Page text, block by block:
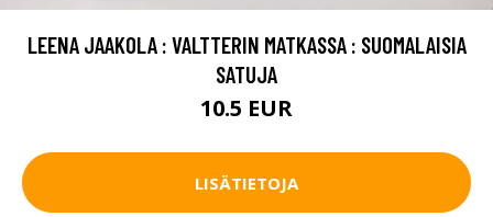
LEENA JAAKOLA : VALTTERIN MATKASSA : SUOMALAISIA
SATUJA
10.5 EUR
LISÄTIETOJA